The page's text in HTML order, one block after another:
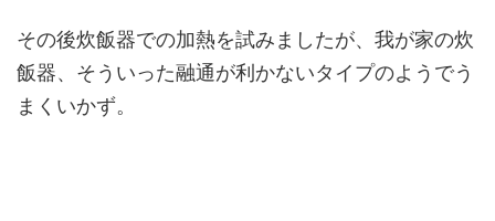
その後炊飯器での加熱を試みましたが、我が家の炊
飯器、そういった融通が利かないタイプのようでう
まくいかず。